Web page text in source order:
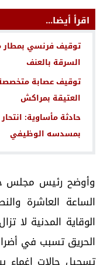
اقرأ أيضا...
توقيف فرنسي بمطار
السرقة بالعنف
توقيف عصابة
العتيقة بمراكش
حادثة مأساوية:
بمسدسه الوظيفي
وأوضح رئيس مجلس
الساعة العاشرة
الوقاية المدنية لا
الحريق تسبب في